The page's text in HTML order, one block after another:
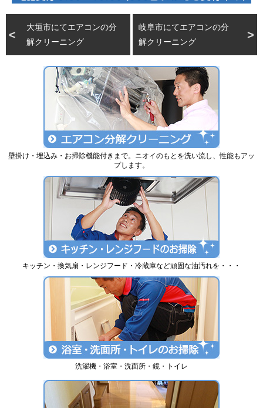
大垣市にてエアコンの分
解クリーニング
岐阜市にてエアコンの分
解クリーニング
壁掛け・埋込み・お掃除機能付きまで。ニオイのもとを洗い流し、性能もアッ
プします。
キッチン・換気扇・レンジフード・冷蔵庫など頑固な油汚れを・・・
洗濯機・浴室・洗面所・鏡・トイレ